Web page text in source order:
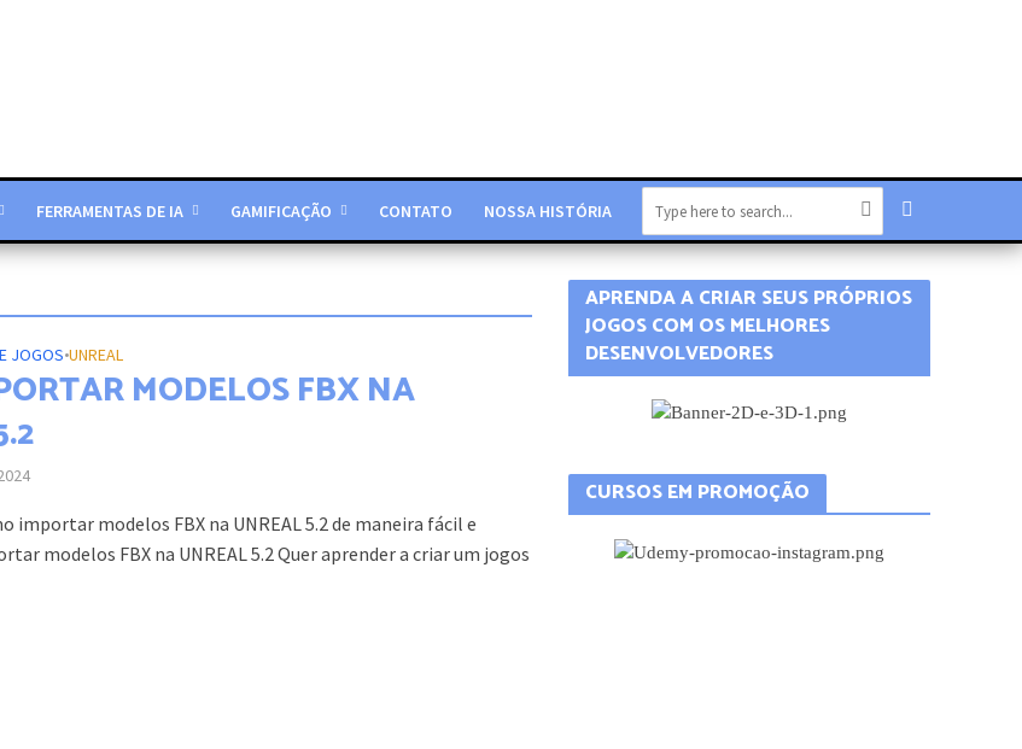
FERRAMENTAS DE IA GAMIFICAÇÃO CONTATO NOSSA HISTÓRIA
JOGOS•UNREAL
MODELOS FBX NA
importar modelos FBX na UNREAL 5.2 de maneira fácil e
modelos FBX na UNREAL 5.2 Quer aprender a criar um jogos
APRENDA A CRIAR SEUS PRÓPRIOS
JOGOS COM OS MELHORES
DESENVOLVEDORES
CURSOS EM PROMOÇÃO